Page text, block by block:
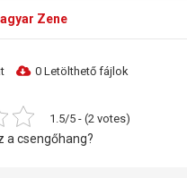
Zene
0 Letölthető fájlok
1.5/5 - (2 votes)
a csengőhang?